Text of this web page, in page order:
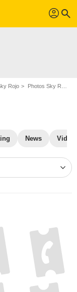
profil search
Rojo Photos Sky Rojo S02
News